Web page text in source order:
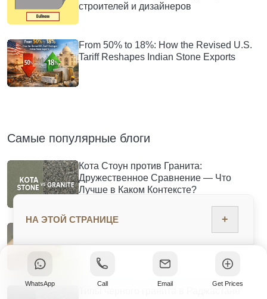
строителей и дизайнеров
From 50% to 18%: How the Revised U.S.
Tariff Reshapes Indian Stone Exports
Самые популярные блоги
Кота Стоун против Гранита:
Дружественное Сравнение — Что
Лучше в Каком Контексте?
НА ЭТОЙ СТРАНИЦЕ +
WhatsApp Call Email Get Prices